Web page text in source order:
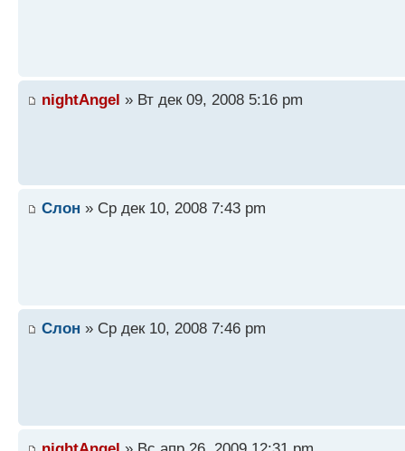
nightAngel » Вт дек 09, 2008 5:16 pm
Слон » Ср дек 10, 2008 7:43 pm
Слон » Ср дек 10, 2008 7:46 pm